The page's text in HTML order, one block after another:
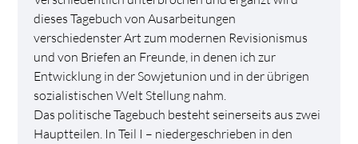
dieses Tagebuch von Ausarbeitungen
verschiedenster Art zum modernen Revisionismus
und von Briefen an Freunde, in denen ich zur
Entwicklung in der Sowjetunion und in der übrigen
sozialistischen Welt Stellung nahm.
Das politische Tagebuch besteht seinerseits aus zwei
Hauptteilen. In Teil I – niedergeschrieben in den